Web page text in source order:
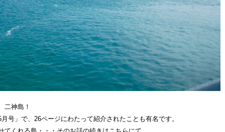
二神島！
号」で、26ページにわたって紹介されたことも有名です。